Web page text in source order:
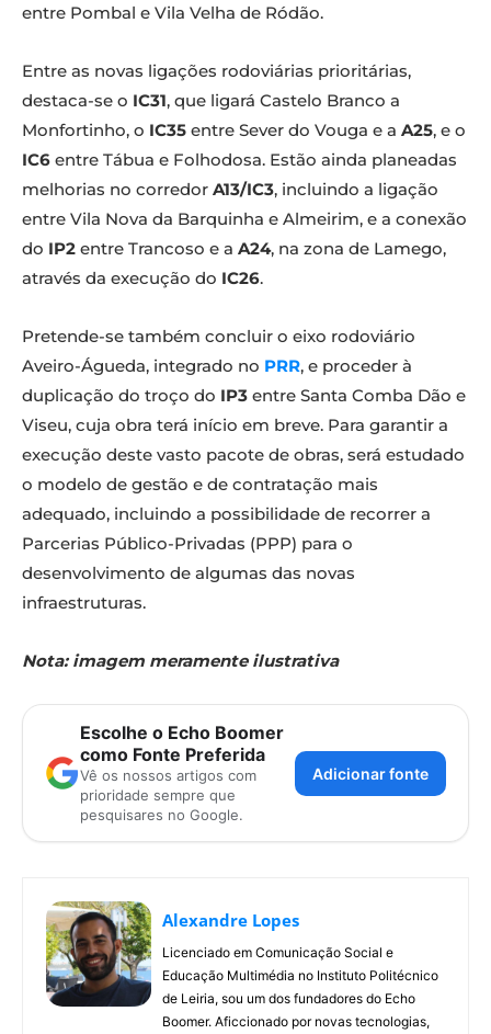
entre Pombal e Vila Velha de Ródão.
Entre as novas ligações rodoviárias prioritárias,
destaca-se o IC31, que ligará Castelo Branco a
Monfortinho, o IC35 entre Sever do Vouga e a A25, e o
IC6 entre Tábua e Folhodosa. Estão ainda planeadas
melhorias no corredor A13/IC3, incluindo a ligação
entre Vila Nova da Barquinha e Almeirim, e a conexão
do IP2 entre Trancoso e a A24, na zona de Lamego,
através da execução do IC26.
Pretende-se também concluir o eixo rodoviário
Aveiro-Águeda, integrado no PRR, e proceder à
duplicação do troço do IP3 entre Santa Comba Dão e
Viseu, cuja obra terá início em breve. Para garantir a
execução deste vasto pacote de obras, será estudado
o modelo de gestão e de contratação mais
adequado, incluindo a possibilidade de recorrer a
Parcerias Público-Privadas (PPP) para o
desenvolvimento de algumas das novas
infraestruturas.
Nota: imagem meramente ilustrativa
Escolhe o Echo Boomer
como Fonte Preferida
Vê os nossos artigos com
prioridade sempre que
pesquisares no Google.
Adicionar fonte
Alexandre Lopes
Licenciado em Comunicação Social e
Educação Multimédia no Instituto Politécnico
de Leiria, sou um dos fundadores do Echo
Boomer. Aficcionado por novas tecnologias,